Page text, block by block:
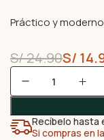
Práctico y
S/24.90S/
Recíbelo hasta
Si compras en